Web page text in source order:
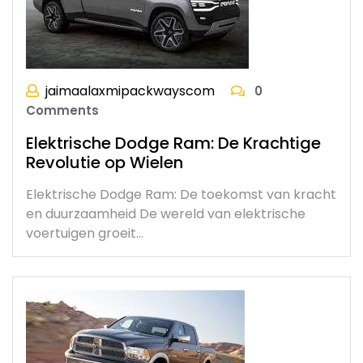
jaimaalaxmipackwayscom
0
Comments
Elektrische Dodge Ram: De Krachtige
Revolutie op Wielen
Elektrische Dodge Ram: De toekomst van kracht
en duurzaamheid De wereld van elektrische
voertuigen groeit…